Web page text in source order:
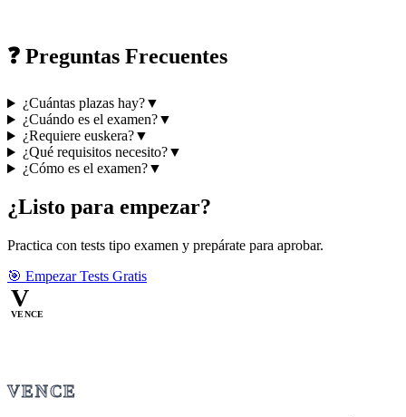
❓ Preguntas Frecuentes
¿Cuántas plazas hay?▼
¿Cuándo es el examen?▼
¿Requiere euskera?▼
¿Qué requisitos necesito?▼
¿Cómo es el examen?▼
¿Listo para empezar?
Practica con tests tipo examen y prepárate para aprobar.
🎯 Empezar Tests Gratis
V
VENCE
VENCE